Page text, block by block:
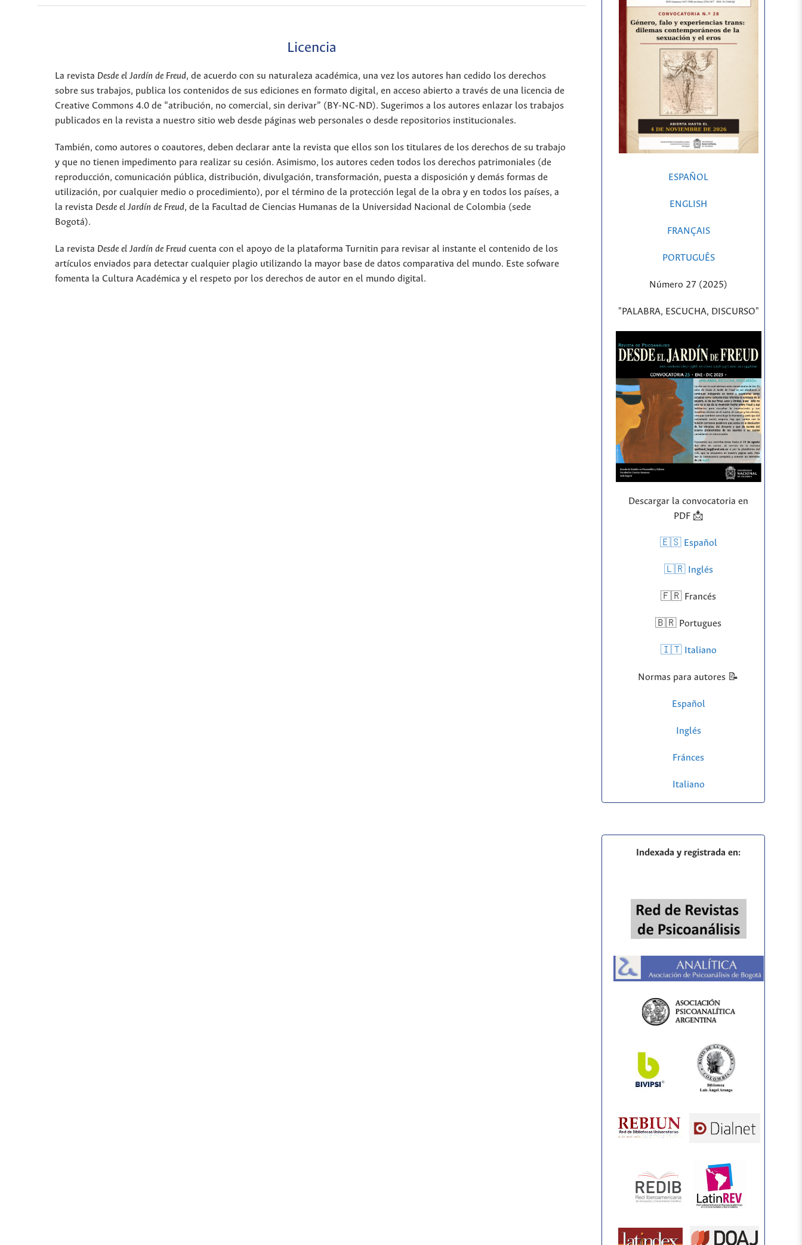
Licencia
La revista Desde el Jardín de Freud, de acuerdo con su naturaleza académica, una vez los autores han cedido los derechos
sobre sus trabajos, publica los contenidos de sus ediciones en formato digital, en acceso abierto a través de una licencia de
Creative Commons 4.0 de “atribución, no comercial, sin derivar” (BY-NC-ND). Sugerimos a los autores enlazar los trabajos
publicados en la revista a nuestro sitio web desde páginas web personales o desde repositorios institucionales.
También, como autores o coautores, deben declarar ante la revista que ellos son los titulares de los derechos de su trabajo
y que no tienen impedimento para realizar su cesión. Asimismo, los autores ceden todos los derechos patrimoniales (de
reproducción, comunicación pública, distribución, divulgación, transformación, puesta a disposición y demás formas de
utilización, por cualquier medio o procedimiento), por el término de la protección legal de la obra y en todos los países, a
la revista Desde el Jardín de Freud, de la Facultad de Ciencias Humanas de la Universidad Nacional de Colombia (sede
Bogotá).
La revista Desde el Jardín de Freud cuenta con el apoyo de la plataforma Turnitin para revisar al instante el contenido de los
artículos enviados para detectar cualquier plagio utilizando la mayor base de datos comparativa del mundo. Este sofware
fomenta la Cultura Académica y el respeto por los derechos de autor en el mundo digital.
ESPAÑOL
ENGLISH
FRANÇAIS
PORTUGUÊS
Número 27 (2025)
"PALABRA, ESCUCHA, DISCURSO"
Descargar la convocatoria en
PDF 📩
🇪🇸 Español
🇱🇷Inglés
🇫🇷 Francés
🇧🇷 Portugues
🇮🇹 Italiano
Normas para autores 📝
Español
Inglés
Fránces
Italiano
Indexada y registrada en: